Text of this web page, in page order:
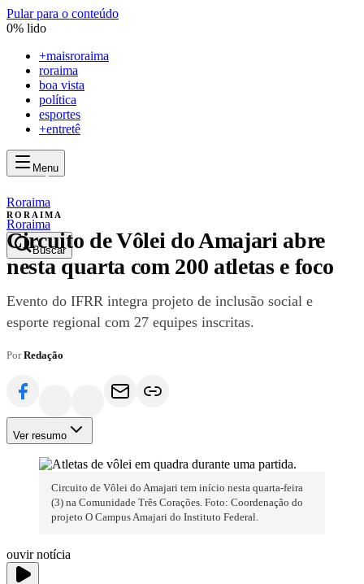
Pular para o conteúdo
0% lido
+maisroraima
roraima
boa vista
política
esportes
+entretê
Menu
maisroraima
mais
Roraima
Buscar
Roraima
RORAIMA
Circuito de Vôlei do Amajari abre
nesta quarta com 200 atletas e foco
Evento do IFRR integra projeto de inclusão social e
esporte regional com 27 equipes inscritas.
PorRedação
Ver resumo
Circuito de Vôlei do Amajari tem início nesta quarta-feira
(3) na Comunidade Três Corações. Foto: Coordenação do
projeto O Campus Amajari do Instituto Federal.
ouvir notícia